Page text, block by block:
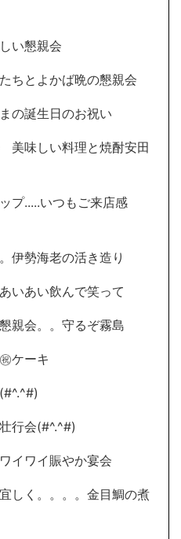
い懇親会
ちとよかば晩の懇親会
の誕生日のお祝い
美味しい料理と焼酎安田
プ.....いつもご来店感
伊勢海老の活き造り
いあい飲んで笑って
親会。。守るぞ霧島
ケーキ
行会(#^.^#)
イワイ賑やか宴会
しく。。。。金目鯛の煮